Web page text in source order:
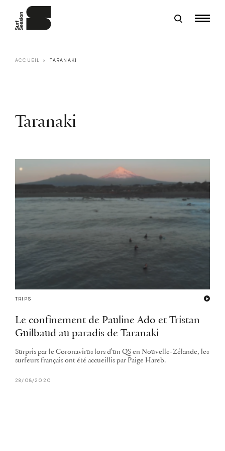
ACCUEIL TARANAKI
Taranaki
TRIPS
Le confinement de Pauline Ado et Tristan
Guilbaud au paradis de Taranaki
Surpris par le Coronavirus lors d'un QS en Nouvelle-Zélande, les
surfeurs français ont été accueillis par Paige Hareb.
28/08/2020